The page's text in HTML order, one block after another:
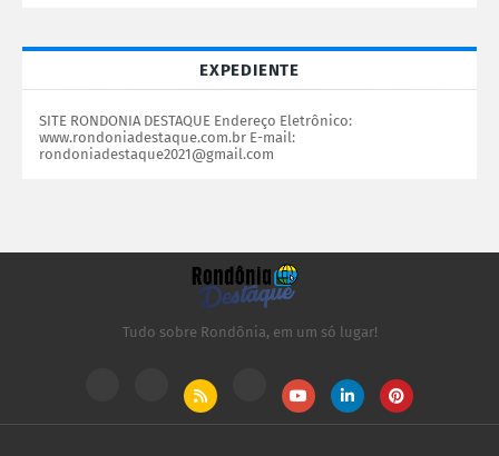
EXPEDIENTE
SITE RONDONIA DESTAQUE Endereço Eletrônico:
www.rondoniadestaque.com.br E-mail:
rondoniadestaque2021@gmail.com
Tudo sobre Rondônia, em um só lugar!